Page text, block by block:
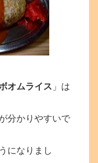
オムライス 」は
分かりやすいで
になりまし